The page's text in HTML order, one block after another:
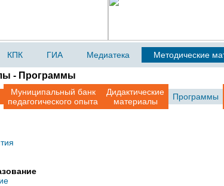
КПК ГИА Медиатека Методические
- Программы
Муниципальный банк
педагогического опыта
Дидактические
материалы
Программы